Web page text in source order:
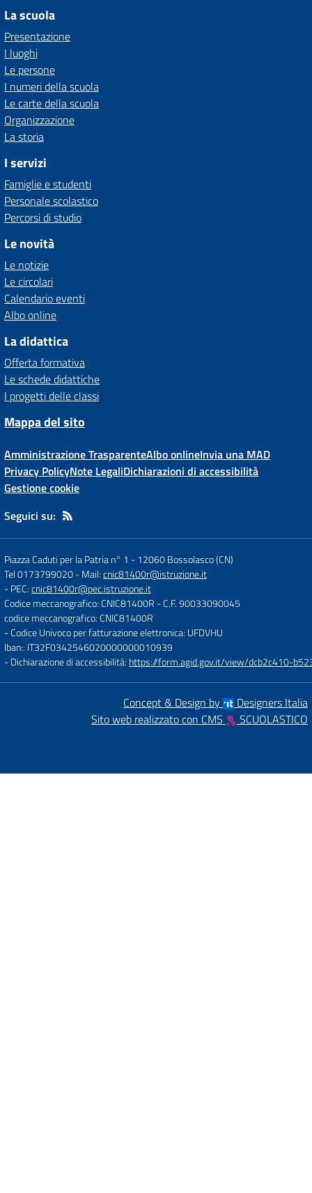
La scuola
Presentazione
I luoghi
Le persone
I numeri della scuola
Le carte della scuola
Organizzazione
La storia
I servizi
Famiglie e studenti
Personale scolastico
Percorsi di studio
Le novità
Le notizie
Le circolari
Calendario eventi
Albo online
La didattica
Offerta formativa
Le schede didattiche
I progetti delle classi
Mappa del sito
Amministrazione TrasparenteAlbo onlineInvia una MAD
Privacy PolicyNote LegaliDichiarazioni di accessibilità
Gestione cookie
Seguici su:
Piazza Caduti per la Patria n° 1 -12060 Bossolasco (CN)
Tel 0173799020- Mail:cnic81400r@istruzione.it
- PEC:cnic81400r@pec.istruzione.it
Codice meccanografico: CNIC81400R - C.F. 90033090045
codice meccanografico: CNIC81400R
- Codice Univoco per fatturazione elettronica: UFDVHU
Iban:: IT32F0342546020000000010939
- Dichiarazione di accessibilità: https://form.agid.gov.it/view/dcb2c410-
Concept & Design by
Designers Italia
Sito web realizzato con CMS
SCUOLASTICO